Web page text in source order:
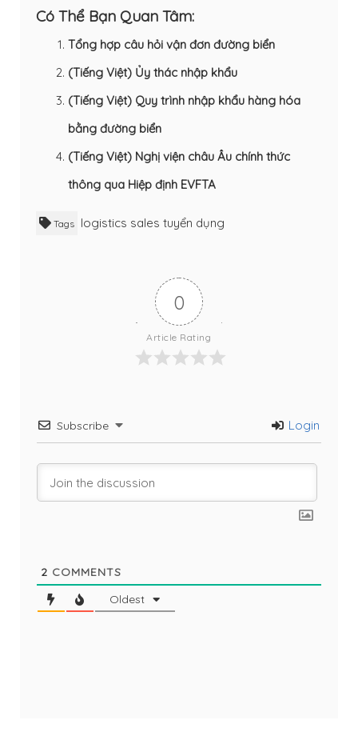
Có Thể Bạn Quan Tâm:
Tổng hợp câu hỏi vận đơn đường biển
(Tiếng Việt) Ủy thác nhập khẩu
(Tiếng Việt) Quy trình nhập khẩu hàng hóa
bằng đường biển
(Tiếng Việt) Nghị viện châu Âu chính thức
thông qua Hiệp định EVFTA
Tags logistics sales tuyển dụng
0
Article Rating
Subscribe Login
2 COMMENTS
Oldest